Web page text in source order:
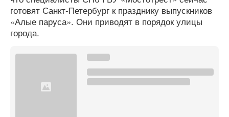
готовят Санкт-Петербург к празднику выпускников
«Алые паруса». Они приводят в порядок улицы
города.